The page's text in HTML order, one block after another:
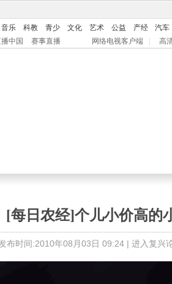
音乐 科教 青少 文化 艺术 公益 产经 汽车
中国
赛事直播 网络电视客户端 高
[每日农经]个儿小价高的
布时间:2010年08月03日 09:24 | 进入复兴